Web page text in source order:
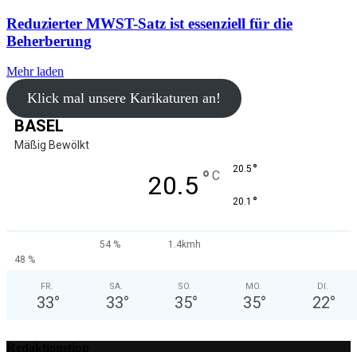
Reduzierter MWST-Satz ist essenziell für die
Beherberung
Mehr laden
Klick mal unsere Karikaturen an!
BASEL
Mäßig Bewölkt
20.5 ° C 20.5 °
20.1 °
54 %
1.4kmh
48 %
FR.
33°
SA.
33°
SO.
35°
MO.
35°
DI.
22°